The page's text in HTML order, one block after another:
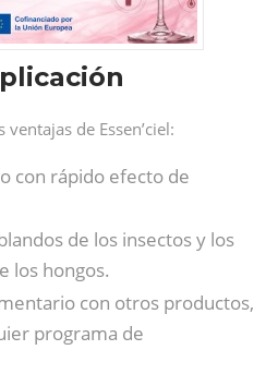
de Essen’ciel:
con rápido efecto de
de los insectos y los
los hongos.
con otros productos,
programa de